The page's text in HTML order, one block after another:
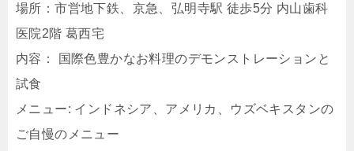
場所：市営地下鉄、京急、弘明寺駅 徒歩5分 内山歯科
医院2階 葛西宅
内容： 国際色豊かなお料理のデモンストレーションと
試食
メニュー: インドネシア、アメリカ、ウズベキスタンの
ご自慢のメニュー